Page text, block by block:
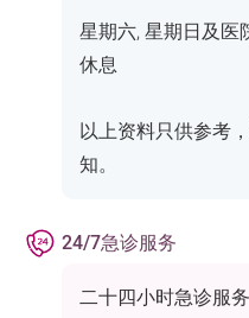
星期六, 星期日及医
休息
以上资料只供参考
知。
24/7急诊服务
二十四小时急诊服务